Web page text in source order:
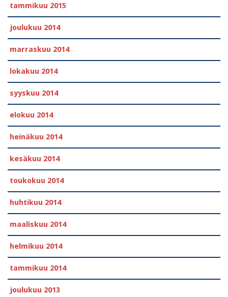
tammikuu 2015
joulukuu 2014
marraskuu 2014
lokakuu 2014
syyskuu 2014
elokuu 2014
heinäkuu 2014
kesäkuu 2014
toukokuu 2014
huhtikuu 2014
maaliskuu 2014
helmikuu 2014
tammikuu 2014
joulukuu 2013